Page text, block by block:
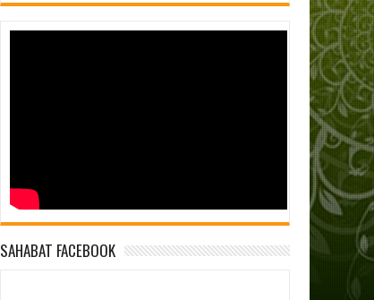
SAHABAT FACEBOOK